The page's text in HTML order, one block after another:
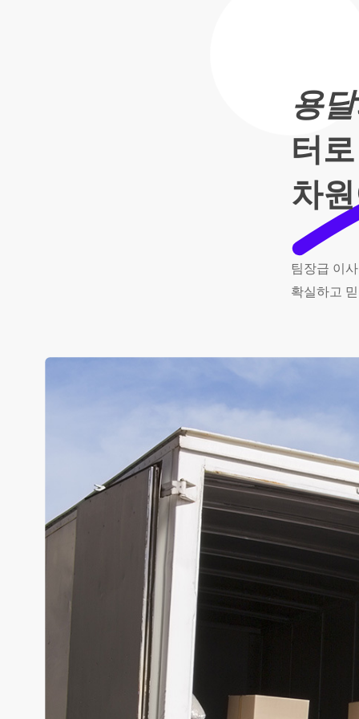
용
터
차
팀장급 이사
확실하고